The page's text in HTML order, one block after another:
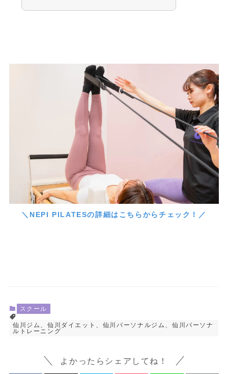
＼NEPI PILATESの詳細はこちらからチェック！／
スクール
仙川ジム、仙川ダイエット、仙川パーソナルジム、仙川パーソナ
ルトレーニング
よかったらシェアしてね！